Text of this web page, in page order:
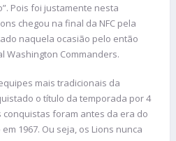
Pois foi justamente nesta
chegou na final da NFC pela
naquela ocasião pelo então
Washington Commanders.
mais tradicionais da
o título da temporada por 4
conquistas foram antes da era do
1967. Ou seja, os Lions nunca